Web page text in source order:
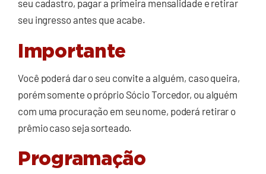
seu cadastro, pagar a primeira mensalidade e retirar
seu ingresso antes que acabe.
Importante
Você poderá dar o seu convite a alguém, caso queira,
porém somente o próprio Sócio Torcedor, ou alguém
com uma procuração em seu nome, poderá retirar o
prêmio caso seja sorteado.
Programação